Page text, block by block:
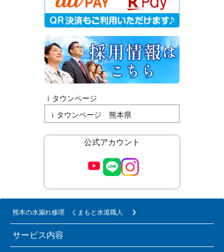
ｉタウンページ
ｉタウンページ 熊本県
公式アカウント
熊本の水漏れ修理 くまもと水道職人
サービス内容